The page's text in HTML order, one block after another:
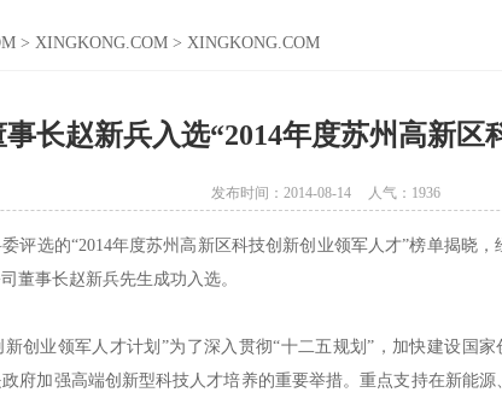
> XINGKONG.COM > XINGKONG.COM
长赵新兵入选“2014年度苏州高新区
发布时间：2014-08-14 人气： 1936
选的“2014年度苏州高新区科技创新创业领军人才”榜单揭晓，
董事长赵新兵先生成功入选。
创业领军人才计划”为了深入贯彻“十二五规划”，加快建设国家
府加强高端创新型科技人才培养的重要举措。重点支持在新能